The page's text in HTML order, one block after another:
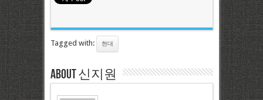
Tagged with: 현대
About 신지원